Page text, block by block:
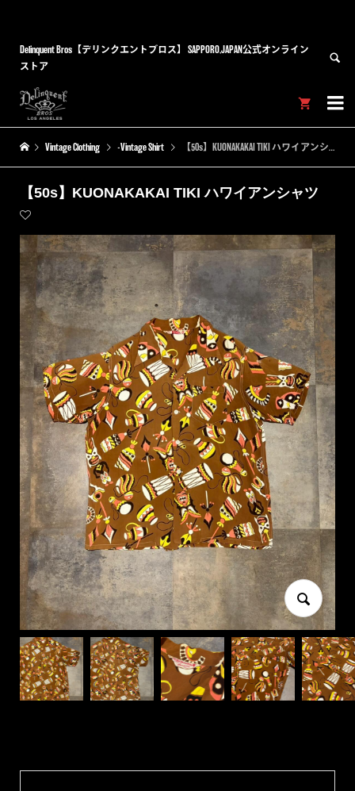
Delinquent Bros【デリンクエントブロス】 SAPPORO,JAPAN公式オンライン
ストア


Vintage Clothing -Vintage Shirt 【50s】KUONAKAKAI TIKI ハワイアンシャツ
【50s】KUONAKAKAI TIKI ハワイアンシャツ